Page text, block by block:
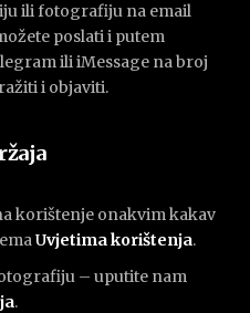
ili fotografiju na email
poslati i putem
ili iMessage na broj
i objaviti.
korištenje onakvim kakav
Uvjetima korištenja.
– uputite nam
.